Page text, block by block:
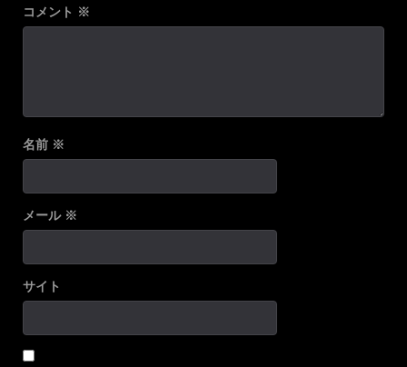
コメント ※
名前 ※
メール ※
サイト